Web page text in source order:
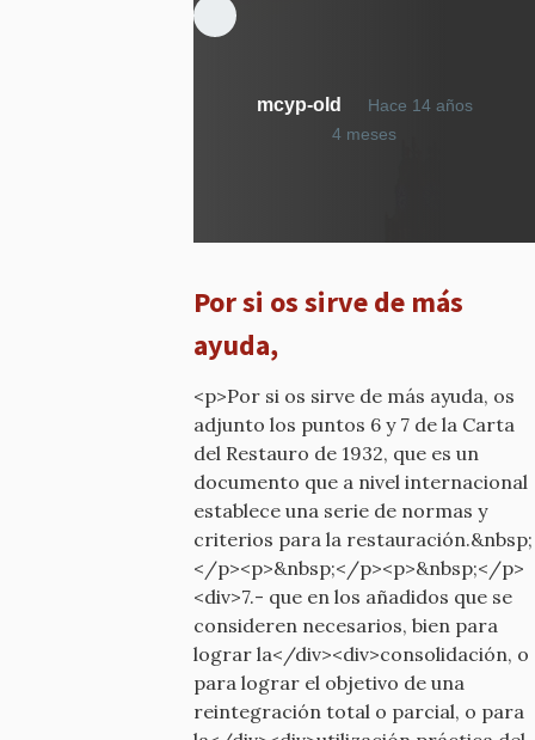
mcyp-old
Hace 14 años
4 meses
calificativo
dicho?
old
Por si os sirve de más
ayuda,
<p>Por si os sirve de más ayuda, os
adjunto los puntos 6 y 7 de la Carta
del Restauro de 1932, que es un
documento que a nivel internacional
establece una serie de normas y
criterios para la restauración.&nbsp;
</p><p>&nbsp;</p><p>&nbsp;</p>
<div>7.- que en los añadidos que se
consideren necesarios, bien para
lograr la</div><div>consolidación, o
para lograr el objetivo de una
reintegración total o parcial, o para